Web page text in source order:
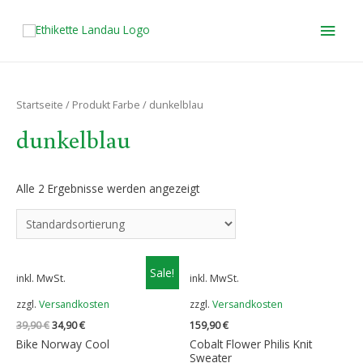
Startseite / Produkt Farbe / dunkelblau
dunkelblau
Alle 2 Ergebnisse werden angezeigt
Sale!
inkl. MwSt.
zzgl. Versandkosten
39,90€Ursprünglicher
war:
34,90€Aktueller
Preis
ist:
Bike Norway Cool
inkl. MwSt.
zzgl. Versandkosten
159,90€
Cobalt Flower Philis Knit
Sweater